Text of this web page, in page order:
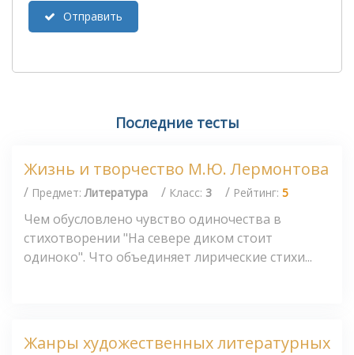
Отправить
Последние тесты
Жизнь и творчество М.Ю. Лермонтова
/ Предмет:Литература / Класс: 3 / Рейтинг: 5
Чем обусловлено чувство одиночества в
стихотворении "На севере диком стоит
одиноко". Что объединяет лирические стихи...
Жанры художественных литературных